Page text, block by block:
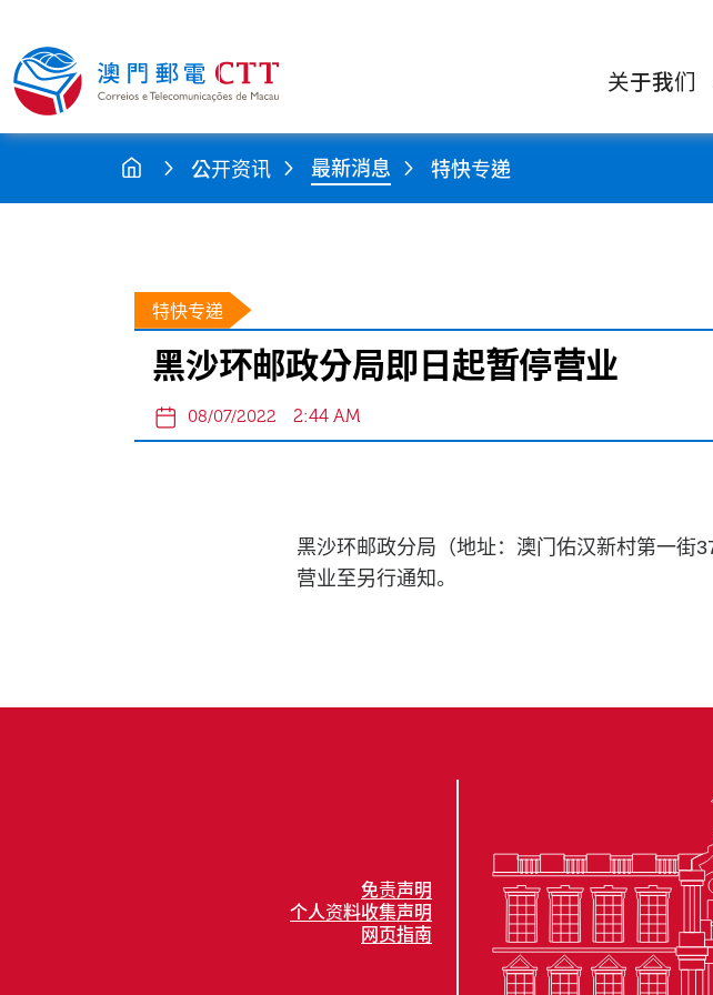
关于我们
公开资讯 最新消息 特快专递
特快专递
黑沙环邮政分局即日起暂停营业
08/07/2022 2:44 AM
黑沙环邮政分局（地址：澳门佑汉新村第一街
营业至另行通知。
免责声明
个人资料收集声明
网页指南